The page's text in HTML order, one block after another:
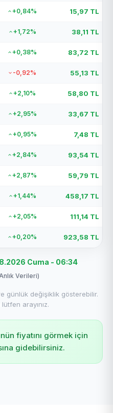
+0,84% 15,97 TL
+1,72% 38,11 TL
+0,38% 83,72 TL
-0,92% 55,13 TL
+2,10% 58,80 TL
+2,95% 33,67 TL
+0,95% 7,48 TL
+2,84% 93,54 TL
+2,87% 59,79 TL
+1,44% 458,17 TL
+2,05% 111,14 TL
+0,20% 923,58 TL
Cuma - 06:34
Verileri)
günlük değişiklik gösterebilir.
arayınız.
fiyatını görmek için
gidebilirsiniz.